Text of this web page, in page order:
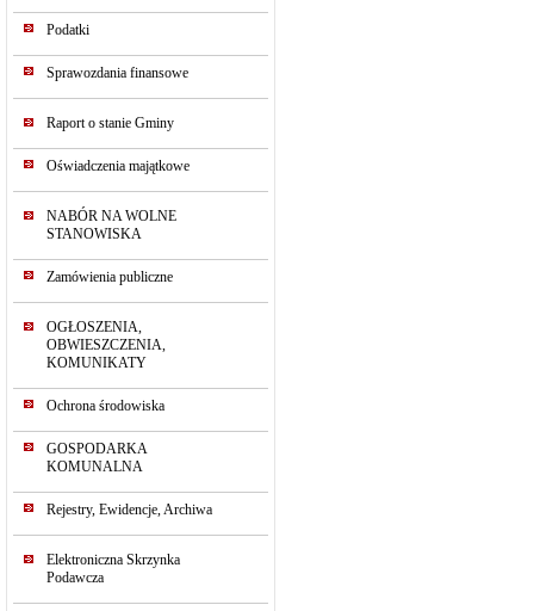
Podatki
Sprawozdania finansowe
Raport o stanie Gminy
Oświadczenia majątkowe
NABÓR NA WOLNE
STANOWISKA
Zamówienia publiczne
OGŁOSZENIA,
OBWIESZCZENIA,
KOMUNIKATY
Ochrona środowiska
GOSPODARKA
KOMUNALNA
Rejestry, Ewidencje, Archiwa
Elektroniczna Skrzynka
Podawcza